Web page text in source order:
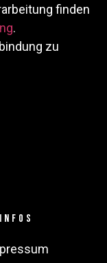
finden
.
zu
Infos